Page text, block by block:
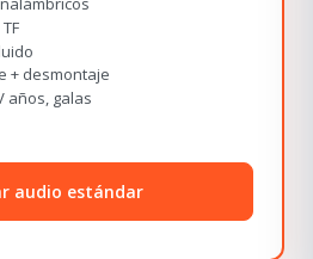
+ desmontaje
años, galas
audio estándar